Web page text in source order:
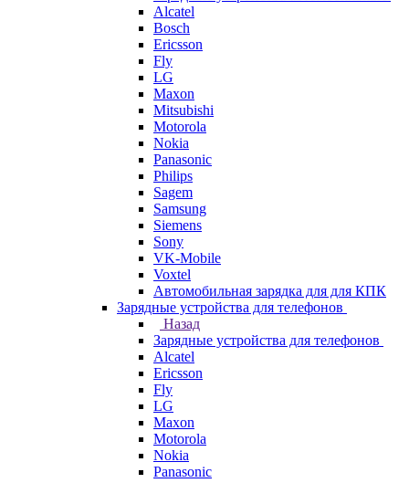
Alcatel
Bosch
Ericsson
Fly
LG
Maxon
Mitsubishi
Motorola
Nokia
Panasonic
Philips
Sagem
Samsung
Siemens
Sony
VK-Mobile
Voxtel
Автомобильная зарядка для для КПК
Зарядные устройства для телефонов
Назад
Зарядные устройства для телефонов
Alcatel
Ericsson
Fly
LG
Maxon
Motorola
Nokia
Panasonic